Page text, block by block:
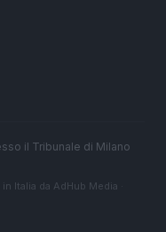
il Tribunale di Milano
Italia da AdHub Media